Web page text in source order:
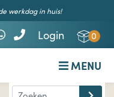
werkdag in huis!
Login 0
MENU